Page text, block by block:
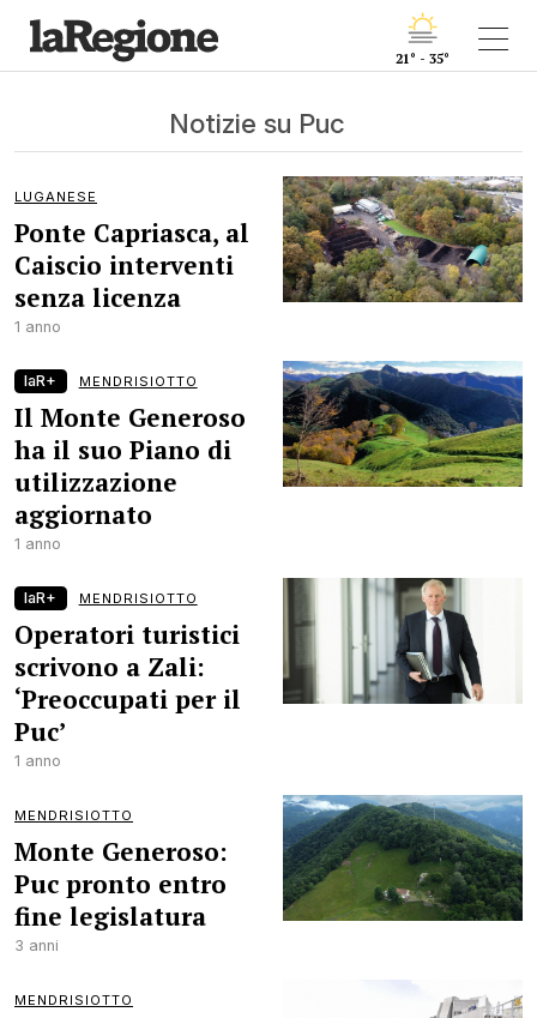
21° - 35°
Notizie su Puc
LUGANESE
Ponte Capriasca, al
Caiscio interventi
senza licenza
1 anno
laR+ MENDRISIOTTO
Il Monte Generoso
ha il suo Piano di
utilizzazione
aggiornato
1 anno
laR+ MENDRISIOTTO
Operatori turistici
scrivono a Zali:
‘Preoccupati per il
Puc’
1 anno
MENDRISIOTTO
Monte Generoso:
Puc pronto entro
fine legislatura
3 anni
MENDRISIOTTO